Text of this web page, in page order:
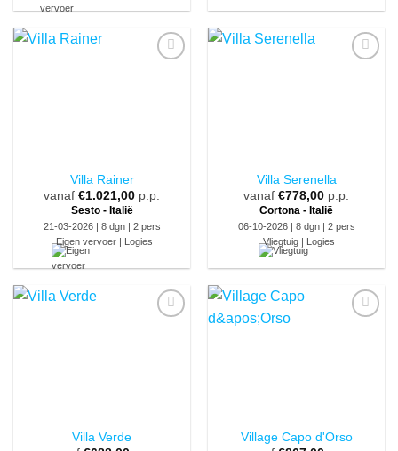
Villa Rainer
vanaf €1.021,00 p.p.
Sesto - Italië
21-03-2026 | 8 dgn | 2 pers
Eigen vervoer | Logies
Villa Serenella
vanaf €778,00 p.p.
Cortona - Italië
06-10-2026 | 8 dgn | 2 pers
Vliegtuig | Logies
Villa Verde
Village Capo d'Orso